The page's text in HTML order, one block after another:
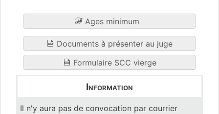
Ages minimum
Documents à présenter au juge
Formulaire SCC vierge
Information
Il n'y aura pas de convocation par courrier